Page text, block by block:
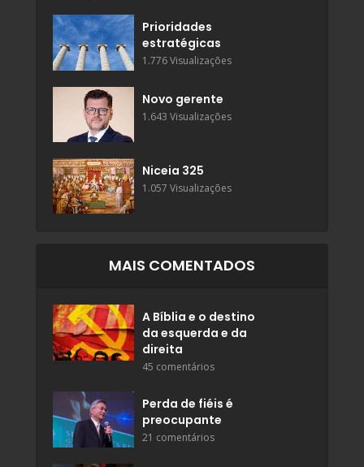
Prioridades
estratégicas
1.776 Visualizações
Novo gerente
1.643 Visualizações
Niceia 325
1.057 Visualizações
MAIS COMENTADOS
A Bíblia e o destino
da esquerda e da
direita
45 comentários
Perda de fiéis é
preocupante
21 comentários